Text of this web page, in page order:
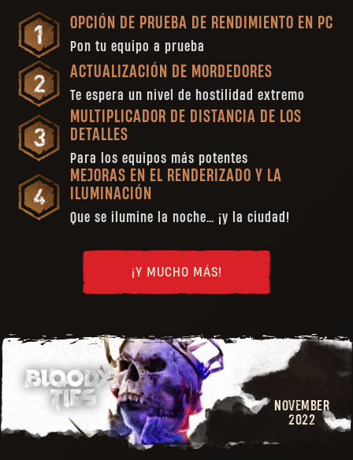
OPCIÓN DE PRUEBA DE RENDIMIENTO EN PC
Pon tu equipo a prueba
ACTUALIZACIÓN DE MORDEDORES
Te espera un nivel de hostilidad extremo
MULTIPLICADOR DE DISTANCIA DE LOS
DETALLES
Para los equipos más potentes
MEJORAS EN EL RENDERIZADO Y LA
ILUMINACIÓN
Que se ilumine la noche… ¡y la ciudad!
¡Y MUCHO MÁS!
NOVEMBER
2022